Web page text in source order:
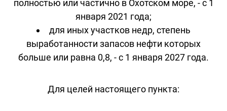
полностью или частично в Охотском море, - с 1
января 2021 года;
для иных участков недр, степень
выработанности запасов нефти которых
больше или равна 0,8, - с 1 января 2027 года.
Для целей настоящего пункта: